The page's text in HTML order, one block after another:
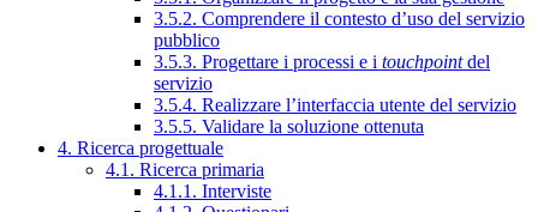
3.5.2. Comprendere il contesto d’uso del servizio
pubblico
3.5.3. Progettare i processi e i touchpointdel
servizio
3.5.4. Realizzare l’interfaccia utente del servizio
3.5.5. Validare la soluzione ottenuta
4. Ricerca progettuale
4.1. Ricerca primaria
4.1.1. Interviste